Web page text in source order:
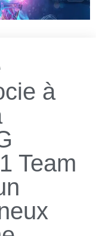
à
Team